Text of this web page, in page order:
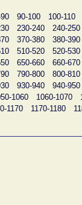
90-100 100-110
230-240 240-250
370-380 380-390
510-520 520-530
650-660 660-670
790-800 800-810
930-940 940-950
1060 1060-1070
1170 1170-1180